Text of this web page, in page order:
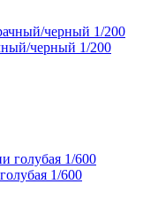
черный 1/200
1/600